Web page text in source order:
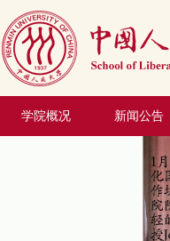
学院概况 新闻公告